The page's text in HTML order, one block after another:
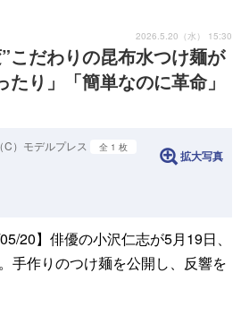
こだわりの昆布水つけ麺が
り」「簡単なのに革命」
2026.5.20（水） 15:30
C）モデルプレス 全 1 枚
拡大写真
20】俳優の小沢仁志が5月19日、
手作りのつけ麺を公開し、反響を